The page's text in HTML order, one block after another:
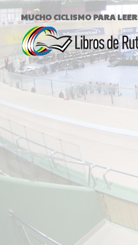
MUCHO CICLISMO PARA LEER